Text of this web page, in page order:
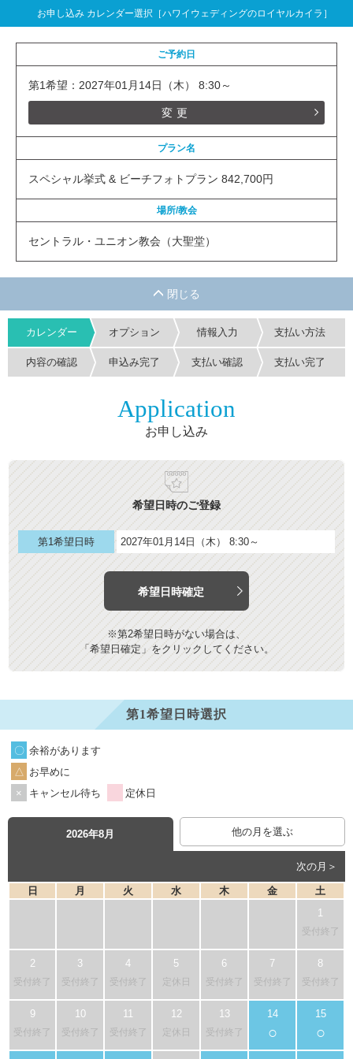
お申し込み カレンダー選択［ハワイウェディングのロイヤルカイラ］
ご予約日
第1希望：2027年01月14日（木） 8:30～
変更
プラン名
スペシャル挙式 & ビーチフォトプラン 842,700円
場所/教会
セントラル・ユニオン教会（大聖堂）
カレンダー オプション 情報入力 支払い方法
内容の確認 申込み完了 支払い確認 支払い完了
Application
お申し込み
希望日時のご登録
第1希望日時 2027年01月14日（木） 8:30～
希望日時確定
※第2希望日時がない場合は、
「希望日確定」をクリックしてください。
第1希望日時選択
余裕があります
お早めに
キャンセル待ち
定休日
2026年8月 他の月を選ぶ
次の月＞
日 月 火 水 木 金 土
受付終了
受付終了 受付終了 受付終了 定休日 受付終了 受付終了 受付終了
受付終了 受付終了 受付終了 定休日 受付終了 ○ ○